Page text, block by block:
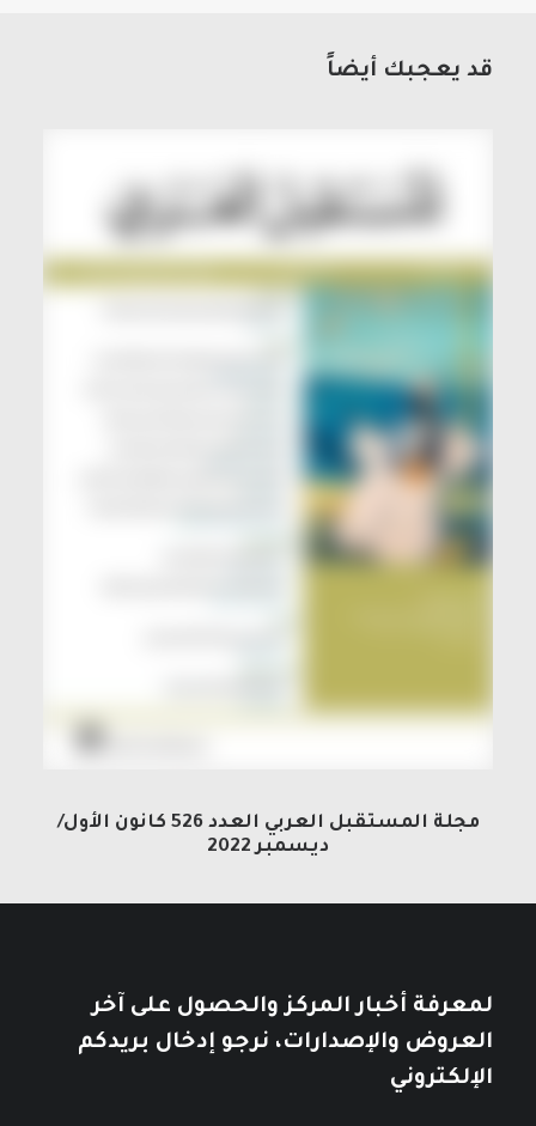
قد يعجبك أيضاً
مجلة المستقبل العربي العدد 526 كانون الأول/
ديسمبر 2022
لمعرفة أخبار المركز والحصول على آخر
العروض والإصدارات، نرجو إدخال بريدكم
الإلكتروني